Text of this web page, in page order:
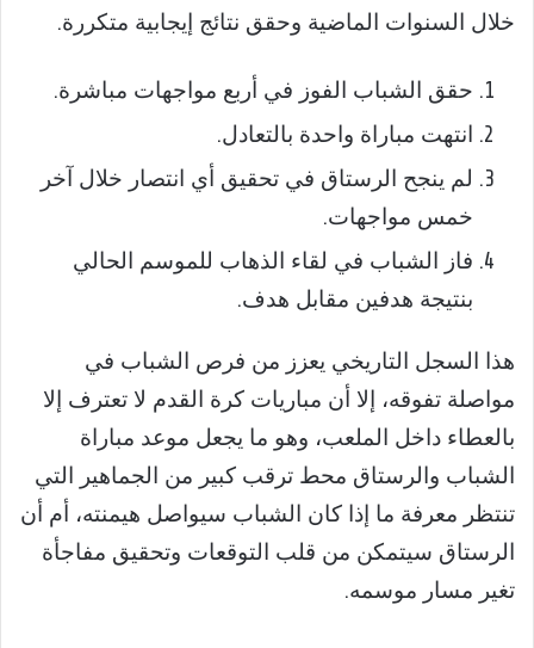
خلال السنوات الماضية وحقق نتائج إيجابية متكررة.
حقق الشباب الفوز في أربع مواجهات مباشرة.
انتهت مباراة واحدة بالتعادل.
لم ينجح الرستاق في تحقيق أي انتصار خلال آخر
خمس مواجهات.
فاز الشباب في لقاء الذهاب للموسم الحالي
بنتيجة هدفين مقابل هدف.
هذا السجل التاريخي يعزز من فرص الشباب في
مواصلة تفوقه، إلا أن مباريات كرة القدم لا تعترف إلا
بالعطاء داخل الملعب، وهو ما يجعل موعد مباراة
الشباب والرستاق محط ترقب كبير من الجماهير التي
تنتظر معرفة ما إذا كان الشباب سيواصل هيمنته، أم أن
الرستاق سيتمكن من قلب التوقعات وتحقيق مفاجأة
تغير مسار موسمه.